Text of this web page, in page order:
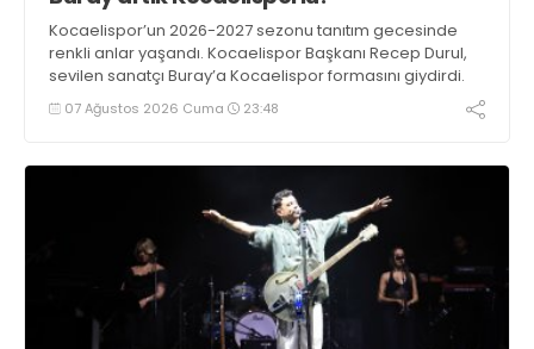
Kocaelispor’un 2026-2027 sezonu tanıtım gecesinde
renkli anlar yaşandı. Kocaelispor Başkanı Recep Durul,
sevilen sanatçı Buray’a Kocaelispor formasını giydirdi.
07 Ağustos 2026 Cuma 23:48